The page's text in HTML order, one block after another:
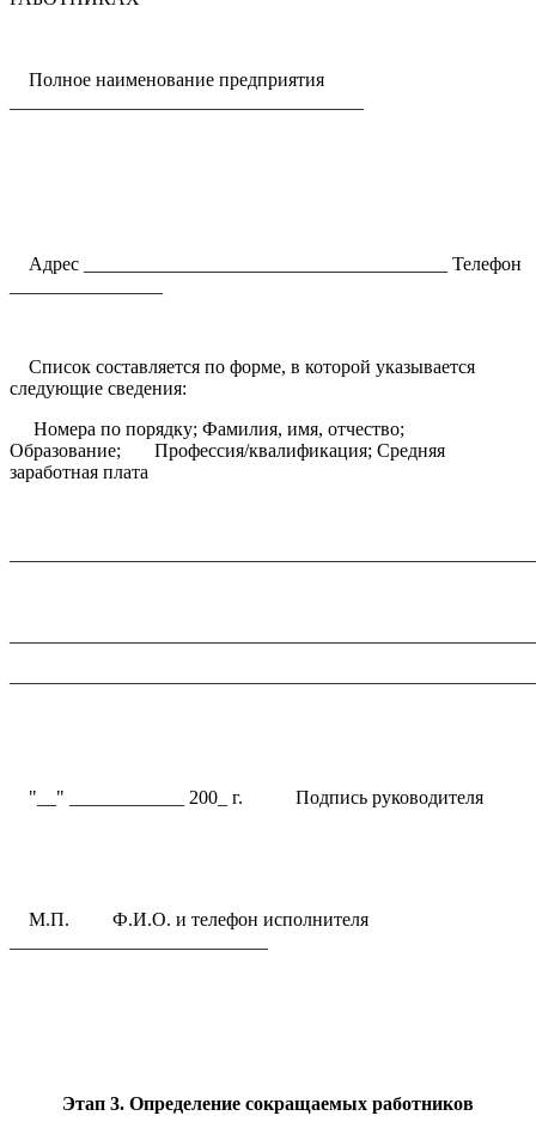
Полное наименование предприятия
Адрес ______________________________________ Телефон
Список составляется по форме, в которой указывается
следующие сведения:
Номера по порядку; Фамилия, имя, отчество;
Образование; Профессия/квалификация; Средняя
заработная плата
"__" ____________ 200_ г. Подпись руководителя
М.П. Ф.И.О. и телефон исполнителя
Этап 3. Определение сокращаемых работников